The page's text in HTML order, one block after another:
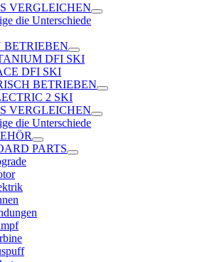
VERGLEICHEN
die Unterschiede
BETRIEBEN
DFI SKI
DFI SKI
BETRIEBEN
2 SKI
VERGLEICHEN
die Unterschiede
PARTS